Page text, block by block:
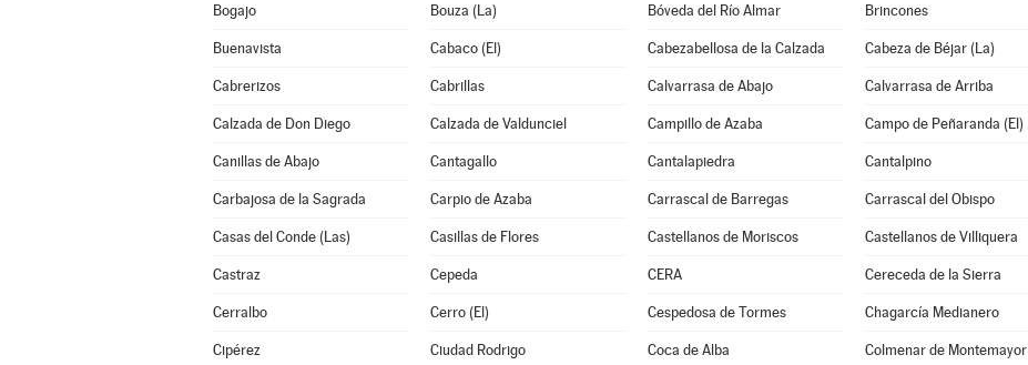
Bogajo Bouza (La) Bóveda del Río Almar Brincones
Buenavista Cabaco (El) Cabezabellosa de la Calzada Cabeza de Béjar (La)
Cabrerizos Cabrillas Calvarrasa de Abajo Calvarrasa de Arriba
Calzada de Don Diego Calzada de Valdunciel Campillo de Azaba Campo de Peñaranda (El)
Canillas de Abajo Cantagallo Cantalapiedra Cantalpino
Carbajosa de la Sagrada Carpio de Azaba Carrascal de Barregas Carrascal del Obispo
Casas del Conde (Las) Casillas de Flores Castellanos de Moriscos Castellanos de Villiquera
Castraz Cepeda CERA Cereceda de la Sierra
Cerralbo Cerro (El) Cespedosa de Tormes Chagarcía Medianero
Cipérez Ciudad Rodrigo Coca de Alba Colmenar de Montemayor